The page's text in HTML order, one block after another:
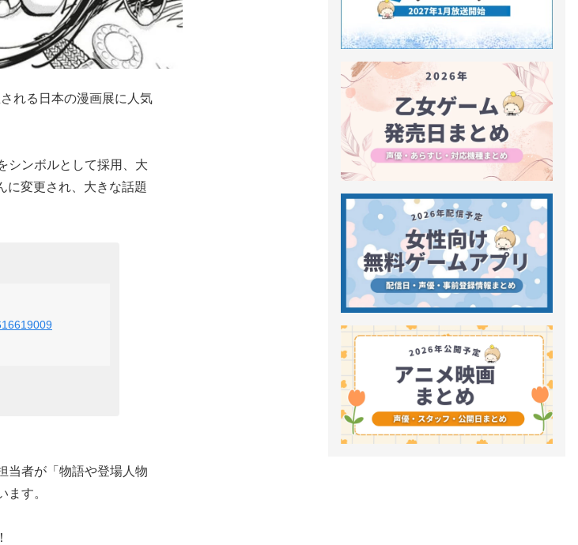
れる日本の漫画展に人気
シンボルとして採用、大
に変更され、大きな話題
当者が「物語や登場人物
す。